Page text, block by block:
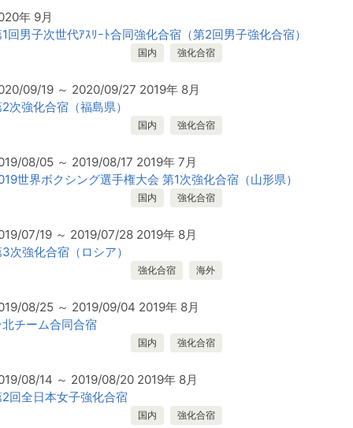
年 9月
回男子次世代ｱｽﾘｰﾄ合同強化合宿（第2回男子強化合宿）
国内 強化合宿
09/19 ～ 2020/09/27 2019年 8月
次強化合宿（福島県）
国内 強化合宿
08/05 ～ 2019/08/17 2019年 7月
世界ボクシング選手権大会 第1次強化合宿（山形県）
国内 強化合宿
07/19 ～ 2019/07/28 2019年 8月
次強化合宿（ロシア）
強化合宿 海外
08/25 ～ 2019/09/04 2019年 8月
チーム合同合宿
国内 強化合宿
08/14 ～ 2019/08/20 2019年 8月
回全日本女子強化合宿
国内 強化合宿